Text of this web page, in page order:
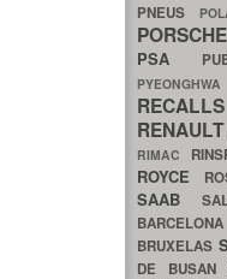
PNEUS
PORSCHE
PSA
PYEONGHWA
RECALLS
RENAULT
RIMAC
ROYCE
SAAB
BARCELONA
BRUXELAS
DE BUSAN